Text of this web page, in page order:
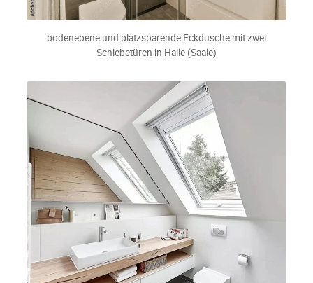
bodenebene und platzsparende Eckdusche mit zwei
Schiebetüren in Halle (Saale)